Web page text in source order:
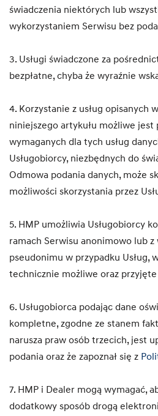
świadczenia niektórych lub
wykorzystaniem Serwisu bez
3. Usługi świadczone za
bezpłatne, chyba że wyraźnie
4. Korzystanie z usług opisanych
niniejszego artykułu możliwe
wymaganych dla tych usług
Usługobiorcy, niezbędnych do
Odmowa podania danych, może
możliwości skorzystania przez
5. HMP umożliwia Usługobiorcy
ramach Serwisu anonimowo lub z
pseudonimu w przypadku Usług,
technicznie możliwe oraz
6. Usługobiorca podając dane
kompletne, zgodne ze stanem
narusza praw osób trzecich, jest
podania oraz że zapoznał się z
7. HMP i Dealer mogą wymagać,
dodatkowy sposób drogą